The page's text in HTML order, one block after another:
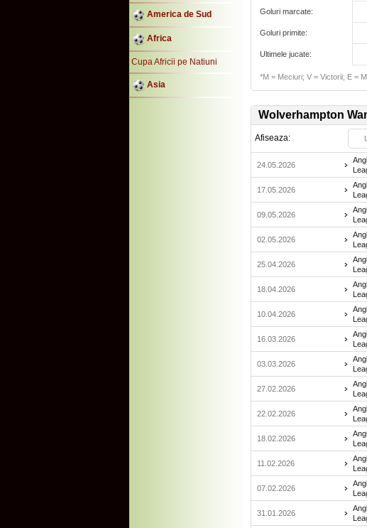
America de Sud
Africa
Cupa Africii pe Natiuni
Asia
Goluri marcate:
Goluri primite:
Ultimele jucate:
*M = Meciuri; V = Victorii; E =
Wolverhampton
Afiseaza:
24.05.2026
17.05.2026
09.05.2026
02.05.2026
25.04.2026
18.04.2026
10.04.2026
16.03.2026
03.03.2026
27.02.2026
22.02.2026
18.02.2026
11.02.2026
07.02.2026
31.01.2026